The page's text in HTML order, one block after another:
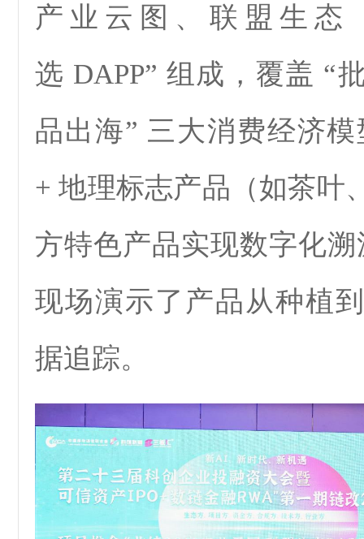
产业云图、联盟生态
选 DAPP” 组成，覆盖 “
品出海” 三大消费经济
+ 地理标志产品（如茶叶
方特色产品实现数字化
现场演示了产品从种植
据追踪。